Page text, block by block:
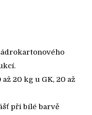
20 kg u GK, 20 až
při bílé barvě